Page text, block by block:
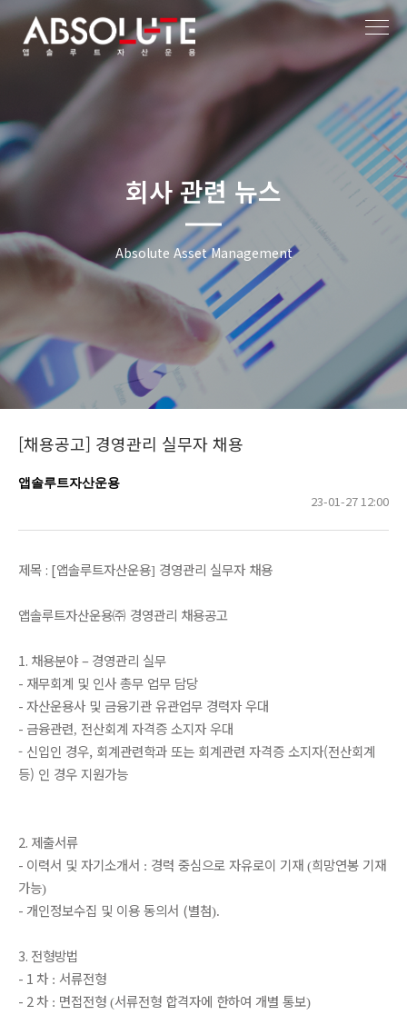
회사 관련 뉴스
Absolute Asset Management
[채용공고] 경영관리 실무자 채용
앱솔루트자산운용
23-01-27 12:00
제목 : [앱솔루트자산운용] 경영관리 실무자 채용
앱솔루트자산운용㈜ 경영관리 채용공고
1. 채용분야–경영관리 실무
- 재무회계 및 인사총무 업무 담당
-자산운용사 및 금융기관유관업무 경력자우대
- 금융관련, 전산회계 자격증소지자우대
- 신입인 경우, 회계관련학과 또는 회계관련 자격증 소지자(전산회계
등) 인 경우 지원가능
2. 제출서류
- 이력서 및 자기소개서 : 경력 중심으로자유로이 기재 (희망연봉 기재
가능)
- 개인정보수집 및 이용동의서 (별첨).
3. 전형방법
- 1 차: 서류전형
- 2차: 면접전형 (서류전형 합격자에 한하여 개별 통보)